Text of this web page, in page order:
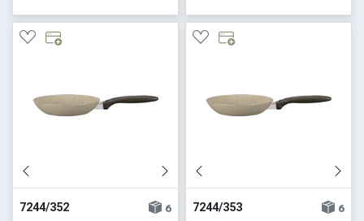
7244/352
6
7244/353
6